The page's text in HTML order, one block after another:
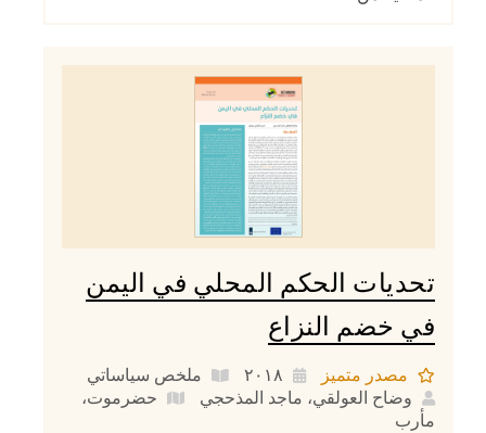
تحديات الحكم المحلي في اليمن
في خضم النزاع
مصدر متميز
ملخص سياساتي
وضاح العولقي، ماجد المذحجي
حضرموت،
مأرب